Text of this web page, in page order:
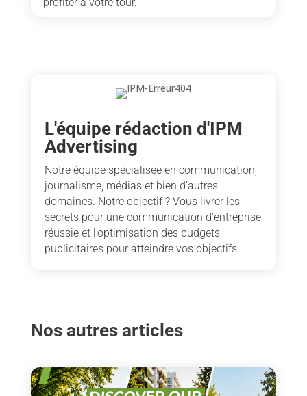
L'équipe rédaction d'IPM
Advertising
Notre équipe spécialisée en communication,
journalisme, médias et bien d’autres
domaines. Notre objectif ? Vous livrer les
secrets pour une communication d’entreprise
réussie et l’optimisation des budgets
publicitaires pour atteindre vos objectifs.
Nos autres articles